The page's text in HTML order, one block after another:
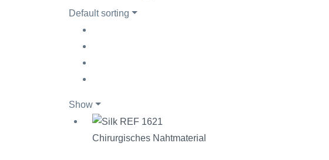
Default sorting
Show
Chirurgisches Nahtmaterial